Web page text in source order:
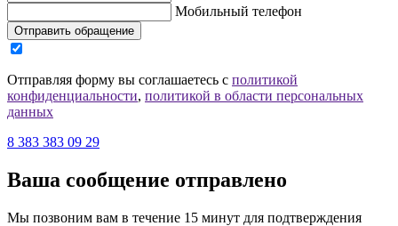
Мобильный телефон
Отправить обращение
Отправляя форму вы соглашаетесь с политикой
конфиденциальности, политикой в области персональных
данных
8 383 383 09 29
Ваша сообщение отправлено
Мы позвоним вам в течение 15 минут для подтверждения